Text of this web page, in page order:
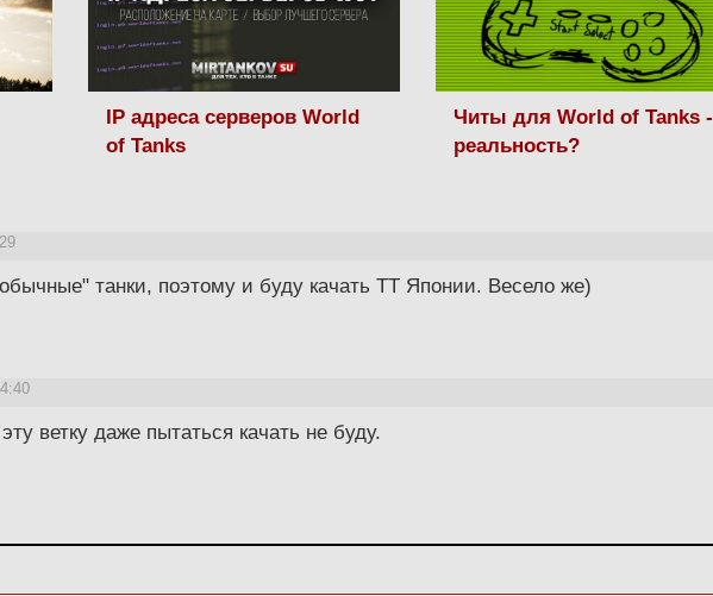
IP адреса серверов World
of Tanks
Читы для World of Tanks -
реальность?
танки, поэтому и буду качать ТТ Японии. Весело же)
ветку даже пытаться качать не буду.